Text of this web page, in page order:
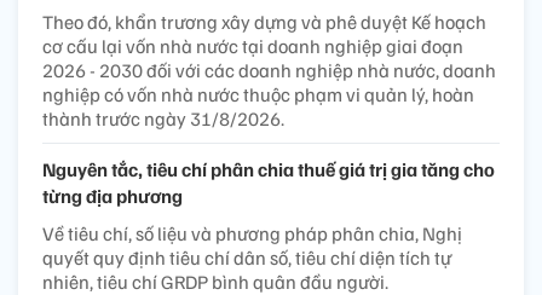
Theo đó, khẩn trương xây dựng và phê duyệt Kế hoạch
cơ cấu lại vốn nhà nước tại doanh nghiệp giai đoạn
2026 - 2030 đối với các doanh nghiệp nhà nước, doanh
nghiệp có vốn nhà nước thuộc phạm vi quản lý, hoàn
thành trước ngày 31/8/2026.
Nguyên tắc, tiêu chí phân chia thuế giá trị gia tăng cho
từng địa phương
Về tiêu chí, số liệu và phương pháp phân chia, Nghị
quyết quy định tiêu chí dân số, tiêu chí diện tích tự
nhiên, tiêu chí GRDP bình quân đầu người.